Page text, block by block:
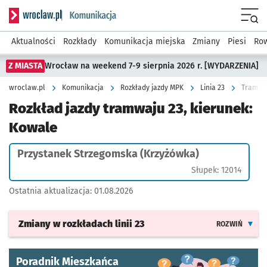
Serwis informacyjny wroclaw.pl podserwis: Komunikacja
Aktualności Rozkłady Komunikacja miejska Zmiany Piesi
Z MIASTA Wrocław na weekend 7-9 sierpnia 2026 r. [WYDARZENIA]
wroclaw.pl Komunikacja Rozkłady jazdy MPK Linia 23
Rozkład jazdy tramwaju 23, kierunek:
Kowale
Przystanek Strzegomska (Krzyżówka)
Słupek: 12014
Ostatnia aktualizacja: 01.08.2026
Zmiany w rozkładach linii 23 ROZWIŃ
Poradnik Mieszkańca